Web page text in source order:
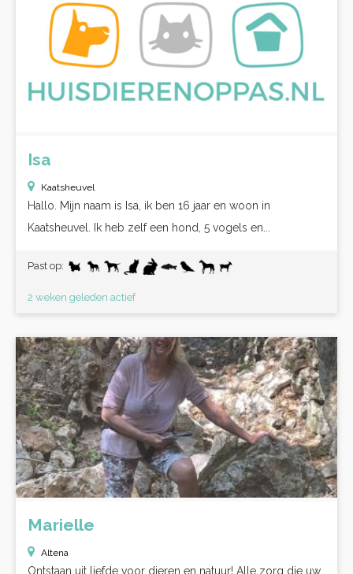
Isa
Kaatsheuvel
Hallo. Mijn naam is Isa, ik ben 16 jaar en woon in
Kaatsheuvel. Ik heb zelf een hond, 5 vogels en...
Past op:
2 weken geleden actief
Marielle
Altena
Ontstaan uit liefde voor dieren en natuur! Alle zorg die uw